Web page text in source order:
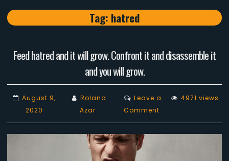
Tag: hatred
Feed hatred and it will grow. Confront it and disassemble it
and you will grow.
August 9,
2020
Roland
Azar
Leave a
Commenton
Feed
hatred
4971 views